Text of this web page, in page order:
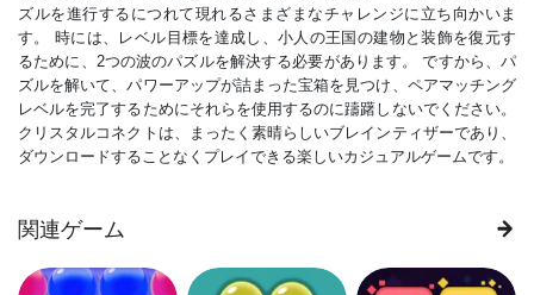
ズルを進行するにつれて現れるさまざまなチャレンジに立ち向かいま
す。 時には、レベル目標を達成し、小人の王国の建物と装飾を復元す
るために、2つの波のパズルを解決する必要があります。 ですから、パ
ズルを解いて、パワーアップが詰まった宝箱を見つけ、ペアマッチング
レベルを完了するためにそれらを使用するのに躊躇しないでください。
クリスタルコネクトは、まったく素晴らしいブレインティザーであり、
ダウンロードすることなくプレイできる楽しいカジュアルゲームです。
関連ゲーム